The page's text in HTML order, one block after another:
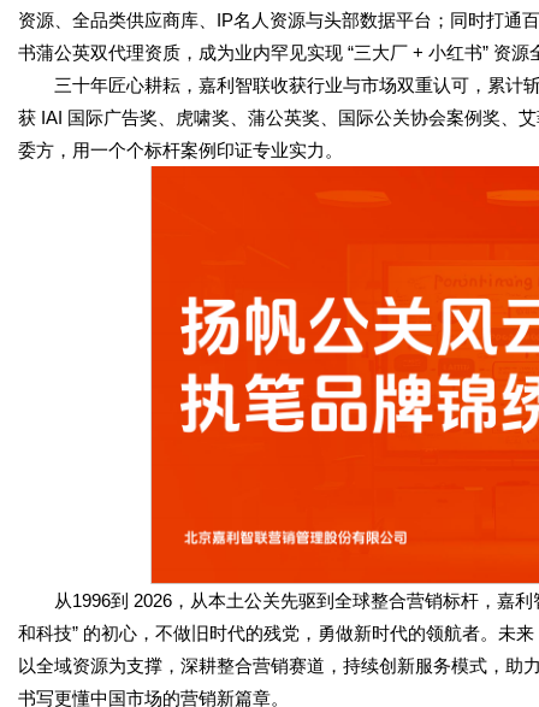
资源、全品类供应商库、IP名人资源与头部数据平台；同时打通
书蒲公英双代理资质，成为业内罕见实现 “三大厂 + 小红书” 资
三十年匠心耕耘，嘉利智联收获行业与市场双重认可，累计
获 IAI 国际广告奖、虎啸奖、蒲公英奖、国际公关协会案例奖、
委方，用一个个标杆案例印证专业实力。
从1996到 2026，从本土公关先驱到全球整合营销标杆，嘉利
和科技” 的初心，不做旧时代的残党，勇做新时代的领航者。未
以全域资源为支撑，深耕整合营销赛道，持续创新服务模式，
书写更懂中国市场的营销新篇章。